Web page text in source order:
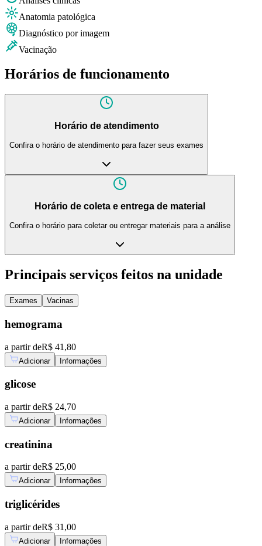
Anatomia patológica
Diagnóstico por imagem
Vacinação
Horários de funcionamento
Horário de atendimento
Confira o horário de atendimento para fazer seus exames
Horário de coleta e entrega de material
Confira o horário para coletar ou entregar materiais para a análise
Principais serviços feitos na unidade
Exames Vacinas
hemograma
a partir deR$ 41,80
Adicionar Informações
glicose
a partir deR$ 24,70
Adicionar Informações
creatinina
a partir deR$ 25,00
Adicionar Informações
triglicérides
a partir deR$ 31,00
Adicionar Informações